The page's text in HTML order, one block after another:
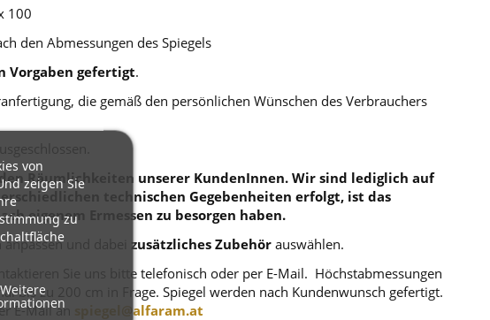
100
den Abmessungen des Spiegels
Vorgaben gefertigt.
die gemäß den persönlichen Wünschen des Verbrauchers
Räumlichkeiten unserer KundenInnen. Wir sind lediglich auf
technischen Gegebenheiten erfolgt, ist das
eigenem Ermessen zu besorgen haben.
und dabei zusätzliches Zubehörauswählen.
Sie uns bitte telefonisch oder per E-Mail. Höchstabmessungen
bis zu 200 cm in Frage. Spiegel werden nach Kundenwunsch gefertigt.
E-Mail an
spiegel@alfaram.at
von
zeigen Sie
zu
Weitere